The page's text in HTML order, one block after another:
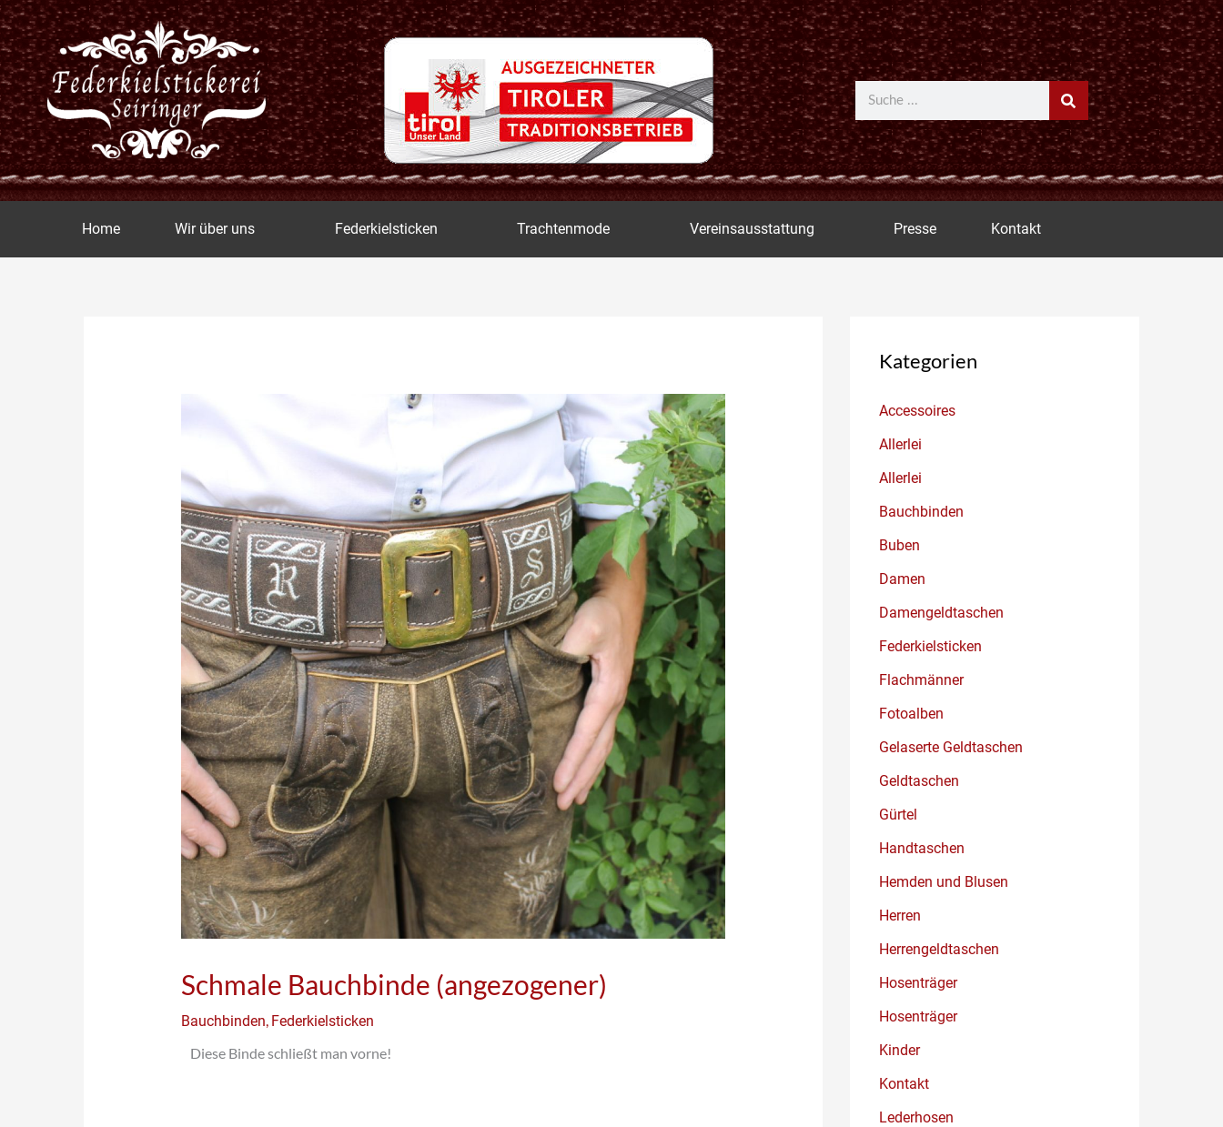
Zum
Inhalt
springen
Suche
Home Wir über uns Federkielsticken Trachtenmode Vereinsausstattung Presse Kontakt
Schmale Bauchbinde (angezogener)
Bauchbinden, Federkielsticken
Diese Binde schließt man vorne!
Kategorien
Accessoires
Allerlei
Allerlei
Bauchbinden
Buben
Damen
Damengeldtaschen
Federkielsticken
Flachmänner
Fotoalben
Gelaserte Geldtaschen
Geldtaschen
Gürtel
Handtaschen
Hemden und Blusen
Herren
Herrengeldtaschen
Hosenträger
Hosenträger
Kinder
Kontakt
Lederhosen